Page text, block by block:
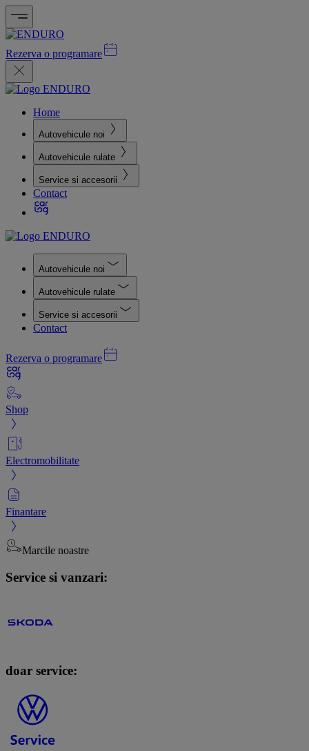
Rezerva o programare
Home
Autovehicule noi
Autovehicule rulate
Service si accesorii
Contact
Autovehicule noi
Autovehicule rulate
Service si accesorii
Contact
Rezerva o programare
Shop
Electromobilitate
Finantare
Marcile noastre
Service si vanzari:
doar service: